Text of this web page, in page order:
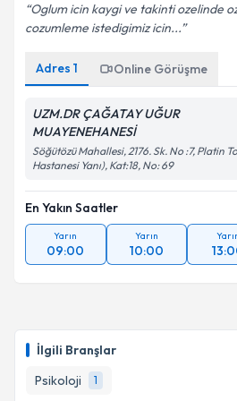
İlgili Branşlar
Psikoloji
1
Kişisel verilerimin
kapsamda işlenmesini
Takvim
Oglum icin kaygi ve takinti ozelinde
cozumleme istedigimiz icin...
Adres 1 Online Görüşme
UZM.DR ÇAĞATAY UĞUR
MUAYENEHANESİ
Söğütözü Mahallesi, 2176. Sk. No :7, Platin
Hastanesi Yanı), Kat:18, No: 69
En Yakın Saatler
Yarın
09:00
Yarın
10:00